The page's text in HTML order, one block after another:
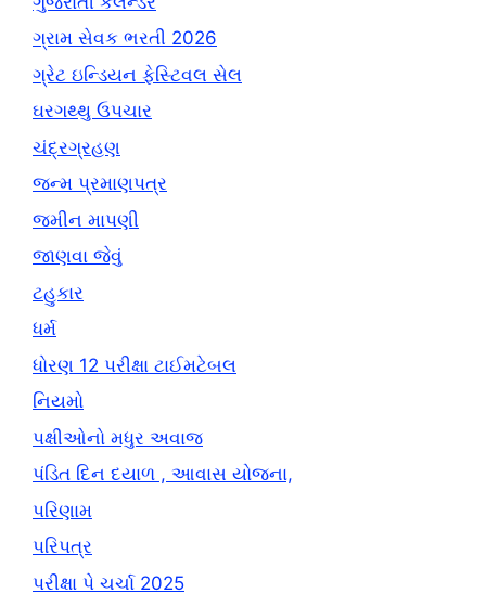
ગ્રામ સેવક ભરતી 2026
ગ્રેટ ઇન્ડિયન ફેસ્ટિવલ સેલ
ઘરગથ્થુ ઉપચાર
ચંદ્રગ્રહણ
જન્મ પ્રમાણપત્ર
જમીન માપણી
જાણવા જેવું
ટહુકાર
ધર્મ
ધોરણ 12 પરીક્ષા ટાઈમટેબલ
નિયમો
પક્ષીઓનો મધુર અવાજ
પંડિત દિન દયાળ , આવાસ યોજના,
પરિણામ
પરિપત્ર
પરીક્ષા પે ચર્ચા 2025